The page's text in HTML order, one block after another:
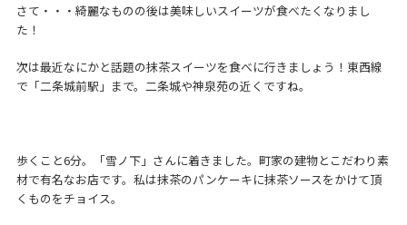
さて・・・綺麗なものの後は美味しいスイーツが食べたくなりまし
た！
次は最近なにかと話題の抹茶スイーツを食べに行きましょう！東西線
で「二条城前駅」まで。二条城や神泉苑の近くですね。
歩くこと6分。「雪ノ下」さんに着きました。町家の建物とこだわり素
材で有名なお店です。私は抹茶のパンケーキに抹茶ソースをかけて頂
くものをチョイス。